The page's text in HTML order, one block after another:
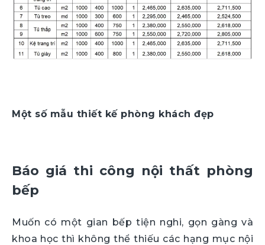
Một số mẫu thiết kế phòng khách đẹp
Báo giá thi công nội thất phòng
bếp
Muốn có một gian bếp tiện nghi, gọn gàng và
khoa học thì không thể thiếu các hạng mục nội